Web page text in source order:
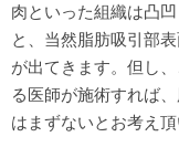
肉といった組織は凸
と、当然脂肪吸引部
が出てきます。但し
る医師が施術すれば
はまずないとお考え